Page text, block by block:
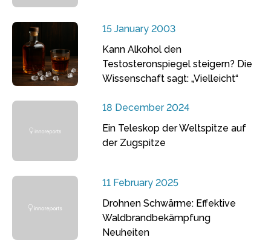
15 January 2003
Kann Alkohol den
Testosteronspiegel steigern? Die
Wissenschaft sagt: „Vielleicht“
18 December 2024
Ein Teleskop der Weltspitze auf
der Zugspitze
11 February 2025
Drohnen Schwärme: Effektive
Waldbrandbekämpfung
Neuheiten